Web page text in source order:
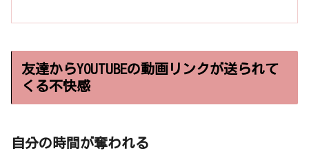
友達からYOUTUBEの動画リンクが送られて
くる不快感
自分の時間が奪われる